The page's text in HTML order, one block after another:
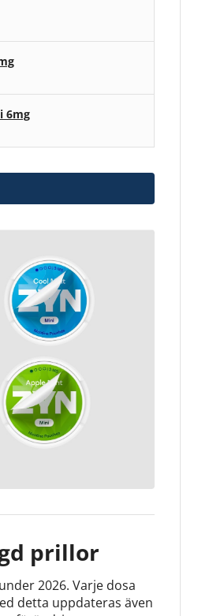
6mg
prillor
2026. Varje dosa
detta uppdateras även